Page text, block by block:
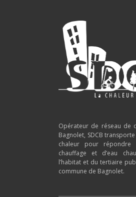
Opérateur de réseau de
Bagnolet, SDCB
chaleur pour répondre
chauffage et d’eau
l’habitat et du tertiaire
commune de Bagnolet.